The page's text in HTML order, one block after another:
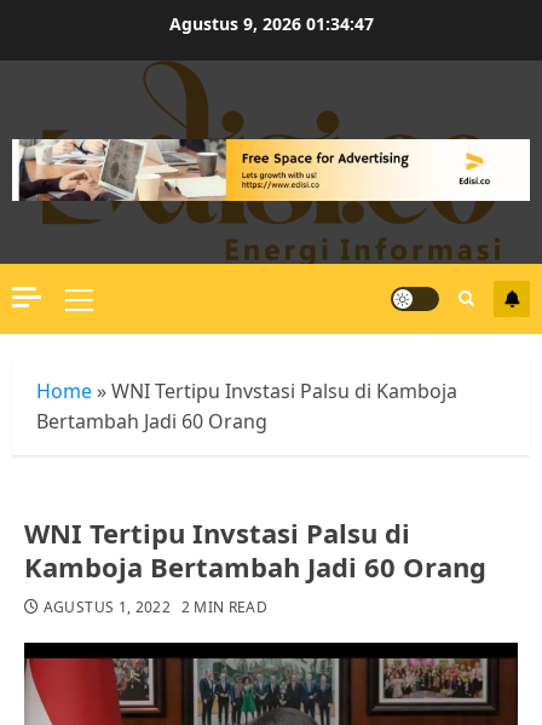
Agustus 9, 2026 01:34:48
Primary
Menu
Home »WNI Tertipu Invstasi Palsu di Kamboja
Bertambah Jadi 60 Orang
WNI Tertipu Invstasi Palsu di
Kamboja Bertambah Jadi 60 Orang
AGUSTUS 1, 2022 2 MIN READ